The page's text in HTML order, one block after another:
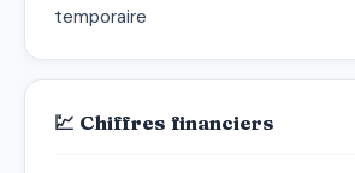
temporaire
💹 Chiffres financiers